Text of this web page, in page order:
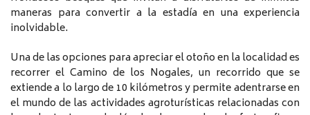
maneras para convertir a la estadía en una experiencia
inolvidable.
Una de las opciones para apreciar el otoño en la localidad es
recorrer el Camino de los Nogales, un recorrido que se
extiende a lo largo de 10 kilómetros y permite adentrarse en
el mundo de las actividades agroturísticas relacionadas con